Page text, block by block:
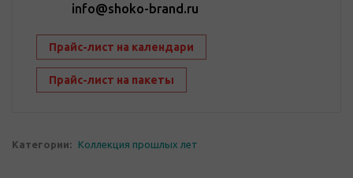
info@shoko-brand.ru
Прайс-лист на календари
Прайс-лист на пакеты
Категории: Коллекция прошлых лет